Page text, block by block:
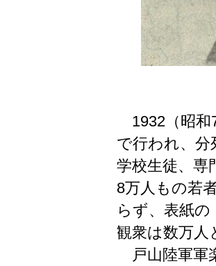
1932（昭和
で行われ、分
学校生徒、専
8万人もの若
らず、表紙
観衆は数万人
戸山陸軍軍